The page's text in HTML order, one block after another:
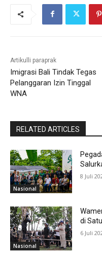
Artikulli paraprak
Imigrasi Bali Tindak Tegas
Pelanggaran Izin Tinggal
WNA
RELATED ARTICLES
Nasional
8 Juli
Nasional
di
6 Juli